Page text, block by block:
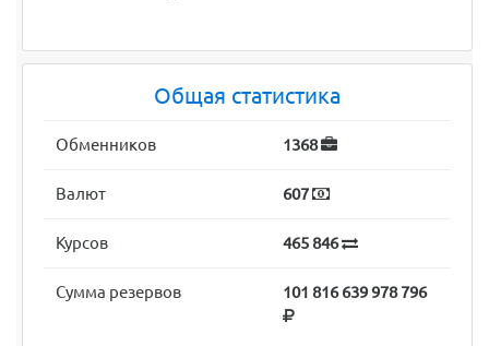
Общая статистика
Обменников 1368
Валют 607
Курсов 465 846
Сумма резервов 101 816 639 978 796